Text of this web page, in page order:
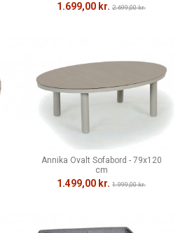
1.699,00 kr. 2.699,00 kr.
Annika Ovalt Sofabord - 79x120
cm
1.499,00 kr. 1.999,00 kr.